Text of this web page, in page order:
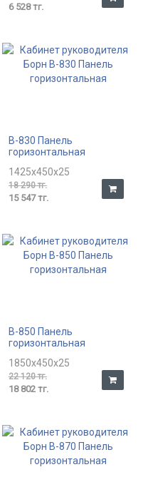
6 528 тг.
В-830 Панель
горизонтальная
1425x450x25
18 290 тг.
15 547 тг.
В-850 Панель
горизонтальная
1850x450x25
22 120 тг.
18 802 тг.